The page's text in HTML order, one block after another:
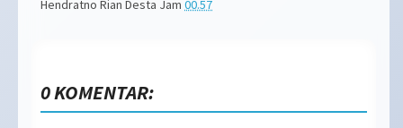
Hendratno Rian Desta Jam 00.57
0 KOMENTAR: